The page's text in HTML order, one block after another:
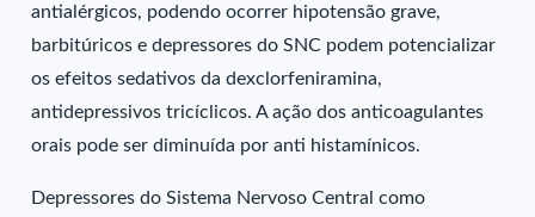
antialérgicos, podendo ocorrer hipotensão grave,
barbitúricos e depressores do SNC podem potencializar
os efeitos sedativos da dexclorfeniramina,
antidepressivos tricíclicos. A ação dos anticoagulantes
orais pode ser diminuída por anti histamínicos.
Depressores do Sistema Nervoso Central como